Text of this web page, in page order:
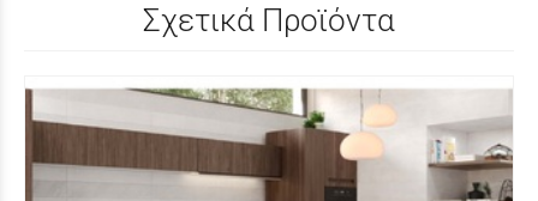
Σχετικά Προϊόντα